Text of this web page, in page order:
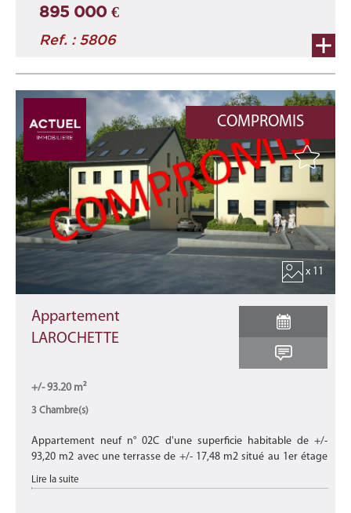
895 000 €
Ref. : 5806
COMPROMIS
x 11
Appartement
LAROCHETTE
+/- 93.20 m²
3 Chambre(s)
Appartement neuf n° 02C d'une superficie habitable de +/-
93,20 m2 avec une terrasse de +/- 17,48 m2 situé au 1er étage
du bâtiment '67C' de cette nouvelle résidence "LAROCHETTE"
composée de 6 ...
Lire la suite